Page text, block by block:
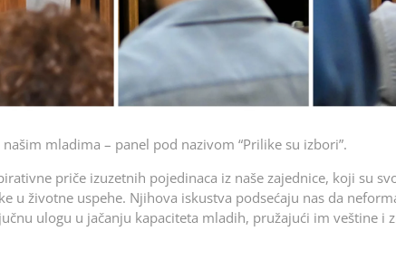
mladima – panel pod nazivom “Prilike su izbori”.
priče izuzetnih pojedinaca iz naše zajednice, koji su
u životne uspehe. Njihova iskustva podsećaju nas da
ulogu u jačanju kapaciteta mladih, pružajući im veštine i